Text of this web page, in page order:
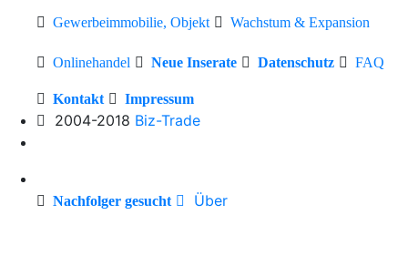
Gewerbeimmobilie, Objekt Wachstum & Expansion
Onlinehandel Neue Inserate Datenschutz FAQ
Kontakt Impressum
2004-2018 Biz-Trade
Nachfolger gesucht Über